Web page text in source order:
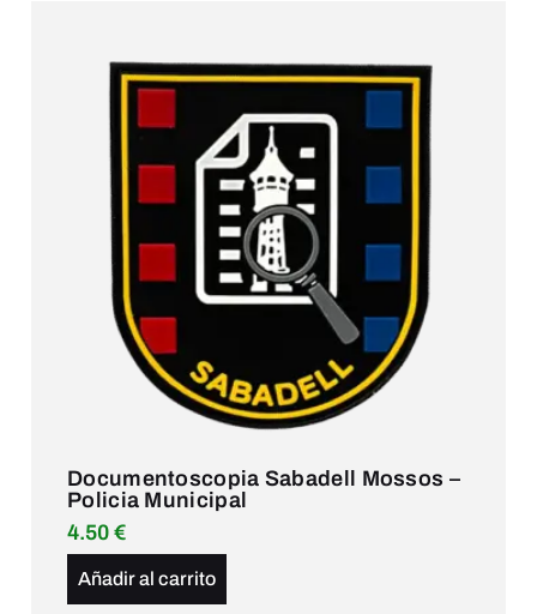
Documentoscopia Sabadell Mossos –
Policia Municipal
4.50 €
Añadir al carrito